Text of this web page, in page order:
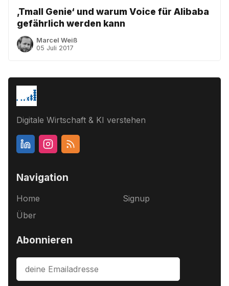
‚Tmall Genie‘ und warum Voice für Alibaba
gefährlich werden kann
Marcel Weiß
05 Juli 2017
Digitale Wirtschaft & KI verstehen
Navigation
Home
Über
Signup
Abonnieren